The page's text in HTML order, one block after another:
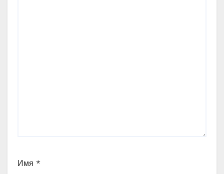
Имя *